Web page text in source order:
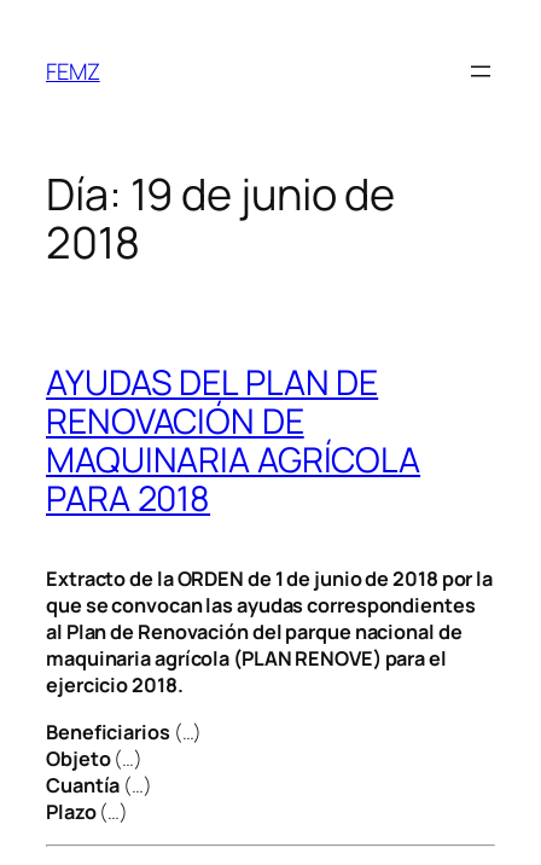
FEMZ
Día: 19 de junio de
2018
AYUDAS DEL PLAN DE
RENOVACIÓN DE
MAQUINARIA AGRÍCOLA
PARA 2018
Extracto de la ORDEN de 1 de junio de 2018 por la
que se convocan las ayudas correspondientes
al Plan de Renovación del parque nacional de
maquinaria agrícola (PLAN RENOVE) para el
ejercicio 2018.
Beneficiarios (…)
Objeto(…)
Cuantía (…)
Plazo(…)